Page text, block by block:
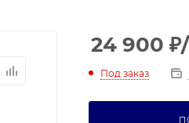
24 900 ₽
Под заказ